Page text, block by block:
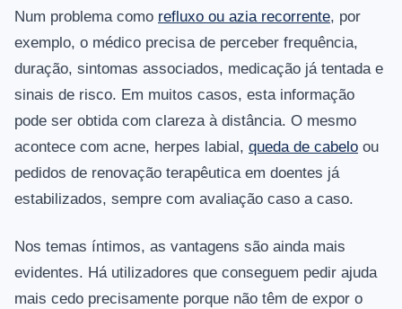
Num problema como refluxo ou azia recorrente, por
exemplo, o médico precisa de perceber frequência,
duração, sintomas associados, medicação já tentada e
sinais de risco. Em muitos casos, esta informação
pode ser obtida com clareza à distância. O mesmo
acontece com acne, herpes labial, queda de cabelo ou
pedidos de renovação terapêutica em doentes já
estabilizados, sempre com avaliação caso a caso.
Nos temas íntimos, as vantagens são ainda mais
evidentes. Há utilizadores que conseguem pedir ajuda
mais cedo precisamente porque não têm de expor o